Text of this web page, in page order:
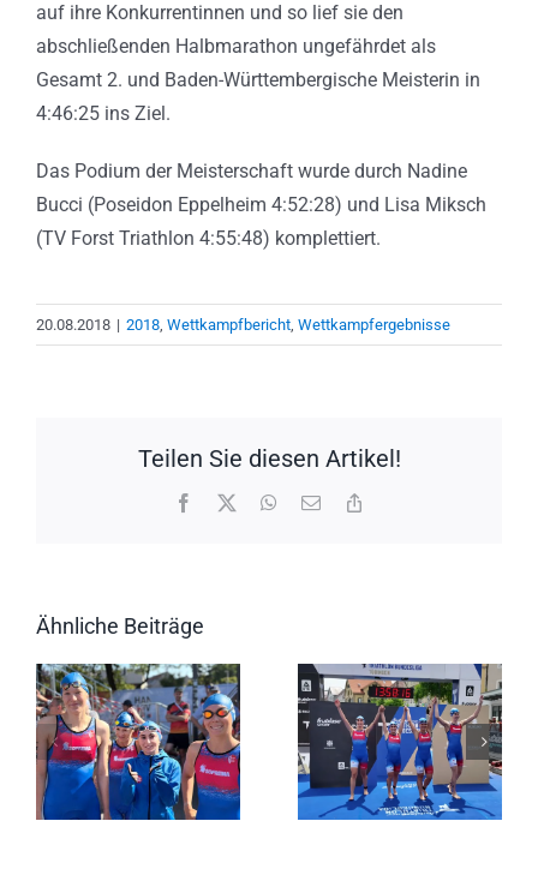
auf ihre Konkurrentinnen und so lief sie den
abschließenden Halbmarathon ungefährdet als
Gesamt 2. und Baden-Württembergische Meisterin in
4:46:25 ins Ziel.
Das Podium der Meisterschaft wurde durch Nadine
Bucci (Poseidon Eppelheim 4:52:28) und Lisa Miksch
(TV Forst Triathlon 4:55:48) komplettiert.
20.08.2018 | 2018 Wettkampfbericht Wettkampfergebnisse
Teilen Sie diesen Artikel!
Ähnliche Beiträge